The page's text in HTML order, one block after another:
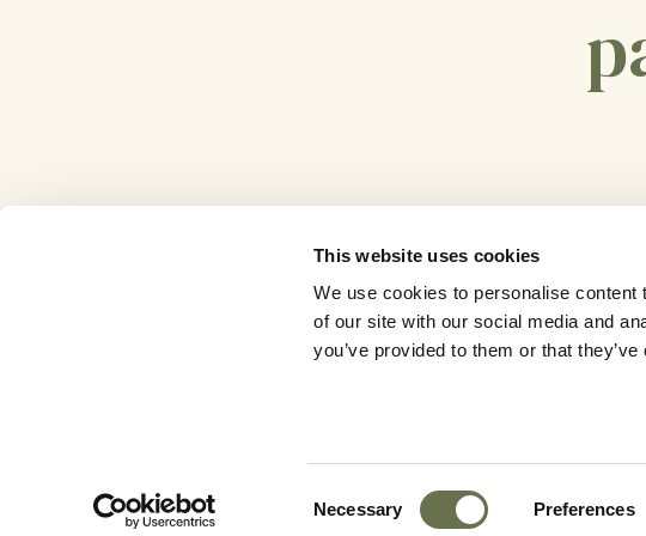
This website uses cookies
We use cookies to personalise
of our site with our social media and
you’ve provided to them or that
Necessary Preferences